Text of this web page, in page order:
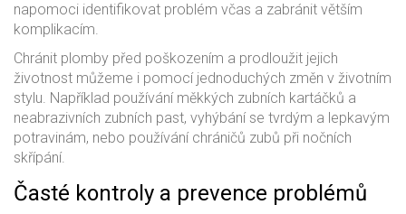
napomoci identifikovat problém včas a zabránit větším
komplikacím.
Chránit plomby před poškozením a prodloužit jejich
životnost můžeme i pomocí jednoduchých změn v životním
stylu. Například používání měkkých zubních kartáčků a
neabrazivních zubních past, vyhýbání se tvrdým a lepkavým
potravinám, nebo používání chráničů zubů při nočních
skřípání.
Časté kontroly a prevence problémů